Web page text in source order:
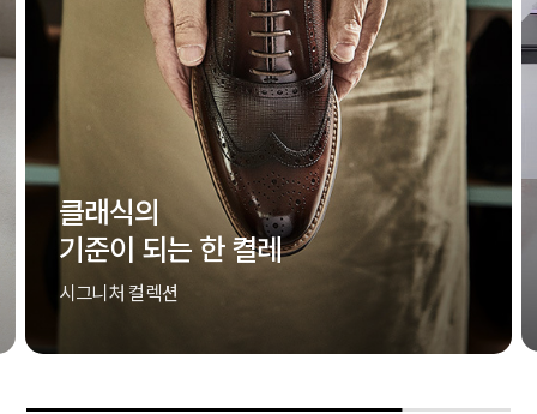
스타가 착용한 아이템
STAR'S PICK
ELCANTO X Star